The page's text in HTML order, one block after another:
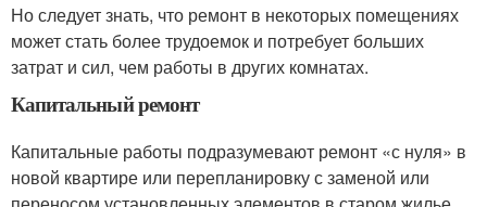
Но следует знать, что ремонт в некоторых помещениях
может стать более трудоемок и потребует больших
затрат и сил, чем работы в других комнатах.
Капитальный ремонт
Капитальные работы подразумевают ремонт «с нуля» в
новой квартире или перепланировку с заменой или